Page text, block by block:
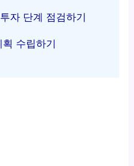
자 단계 점검하기
수립하기